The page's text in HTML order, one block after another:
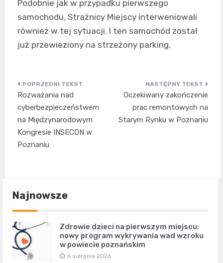
Podobnie jak w przypadku pierwszego
samochodu, Strażnicy Miejscy interweniowali
również w tej sytuacji. I ten samochód został
już przewieziony na strzeżony parking.
Nawigacja
wpisu
Rozważania nad
cyberbezpieczeństwem
na Międzynarodowym
Kongresie INSECON w
Poznaniu
Oczekiwany zakończenie
prac remontowych na
Starym Rynku w Poznaniu
Najnowsze
Zdrowie dzieci na pierwszym miejscu:
nowy program wykrywania wad wzroku
w powiecie poznańskim
6 sierpnia 2026